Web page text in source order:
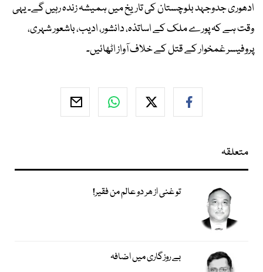
ادھوری جدوجہد بلوچستان کی تاریخ میں ہمیشہ زندہ رہیں گے۔ یہی
وقت ہے کہ پورے ملک کے اساتذہ، دانشور، ادیب، باشعور شہری،
پروفیسر غمخوار کے قتل کے خلاف آواز اٹھائیں۔
متعلقہ
تو غنی از ھر دو عالم من فقیر!
بے روزگاری میں اضافہ